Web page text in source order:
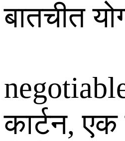
बातचीत
कार्टन, एक